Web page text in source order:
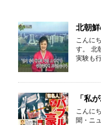
北朝
こんに
す。 北
実験も
「私
こんに
聞・ニ